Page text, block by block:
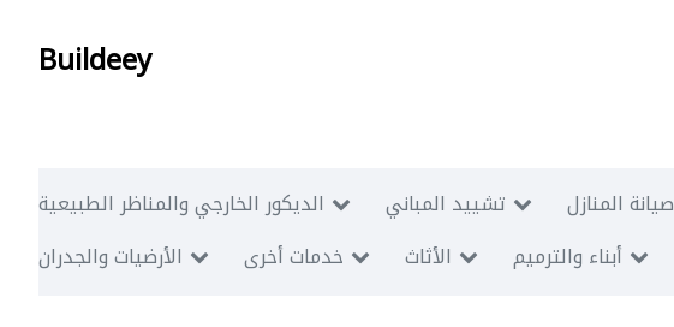
Buildeey
الديكور الخارجي والمناظر الطبيعية تشييد المباني صيانة المنازل
الأرضيات والجدران
خدمات أخرى الأثاث أبناء والترميم